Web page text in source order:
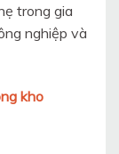
trong gia
nghiệp và
kho